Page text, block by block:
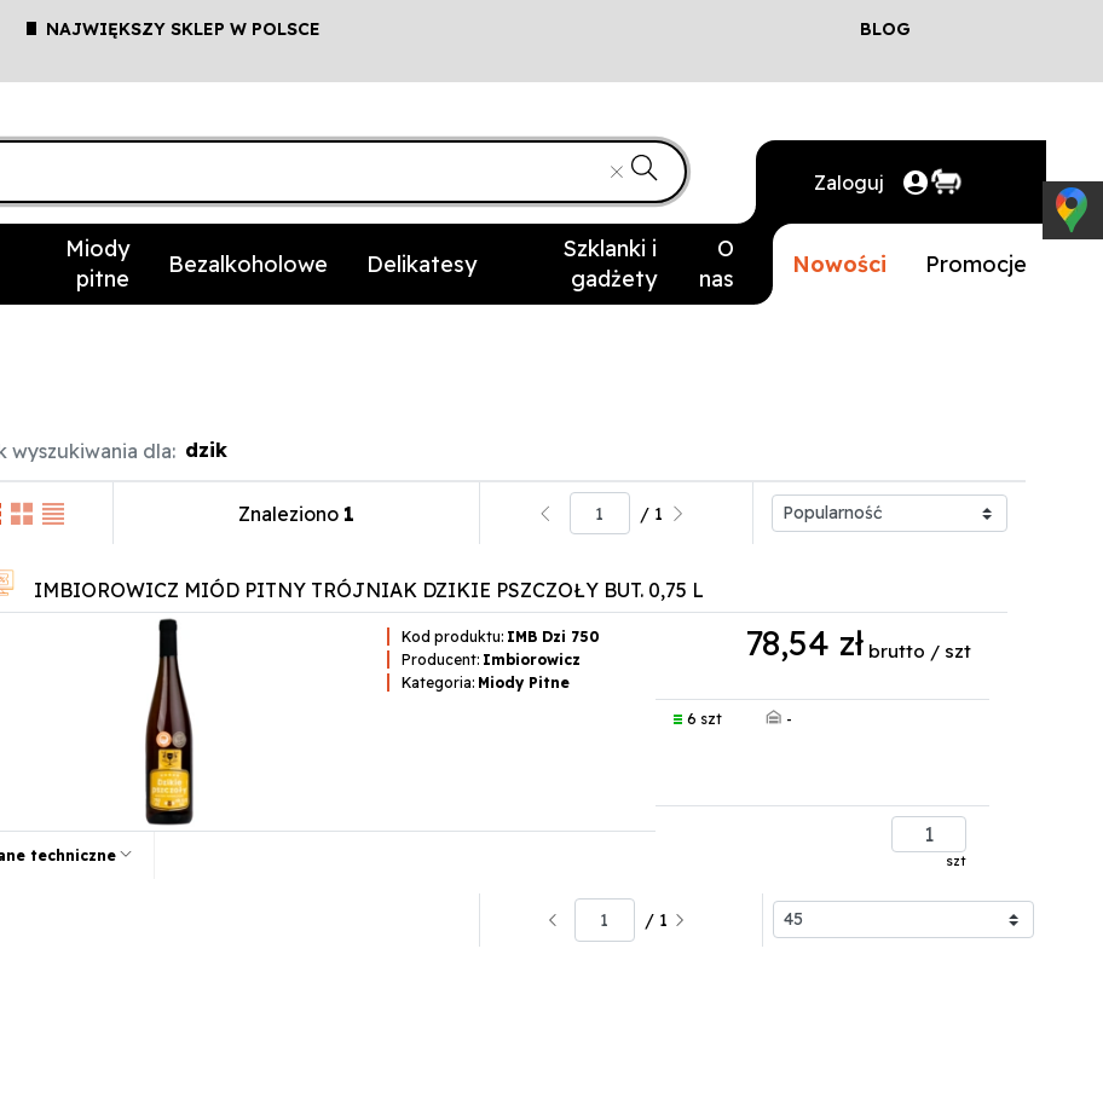
NAJWIĘKSZY SKLEP W POLSCE
BLOG
Zaloguj
Miody
pitne
Bezalkoholowe Delikatesy
Szklanki i
gadżety
O
nas
Nowości Promocje
wyszukiwania dla: dzik
Znaleziono 1 / 1
IMBIOROWICZ MIÓD PITNY TRÓJNIAK DZIKIE PSZCZOŁY BUT. 0,75 L
Kod produktu: IMB Dzi 750
Producent: Imbiorowicz
Kategoria: Miody Pitne
techniczne
78,54 zł brutto / szt
6 szt -
szt
/ 1